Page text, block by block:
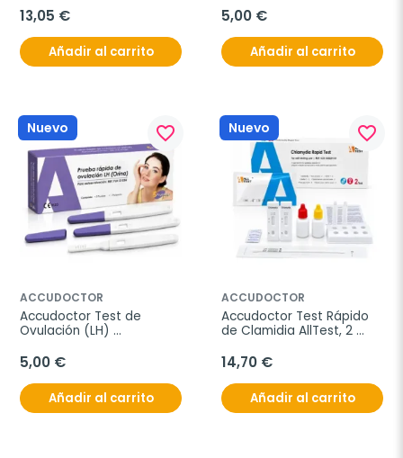
A+B (Hisopo Nasal), 5
pruebas
13,05 €
Añadir al carrito
FHC-U103
5,00 €
Añadir al carrito
Nuevo favorite_border
ACCUDOCTOR
Accudoctor Test de
Ovulación (LH)
S103H
5,00 €
Añadir al carrito
Nuevo favorite_border
ACCUDOCTOR
Accudoctor Test Rápido
de Clamidia AllTest, 2
14,70 €
Añadir al carrito